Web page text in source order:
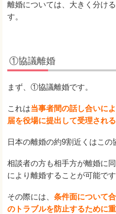
離婚については、大きく分け
す。
①協議離婚
まず、①協議離婚です。
これは当事者間の話し合いに
届を役場に提出して受理され
日本の離婚の約9割近くはこの
相談者の方も相手方が離婚に
により離婚することが可能です
その際には、 条件面について
のトラブルを防止するために